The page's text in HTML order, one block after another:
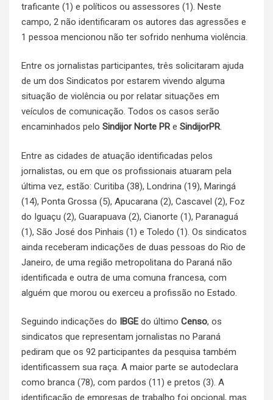
traficante (1) e políticos ou assessores (1). Neste
campo, 2 não identificaram os autores das agressões e
1 pessoa mencionou não ter sofrido nenhuma violência.
Entre os jornalistas participantes, três solicitaram ajuda
de um dos Sindicatos por estarem vivendo alguma
situação de violência ou por relatar situações em
veículos de comunicação. Todos os casos serão
encaminhados pelo Sindijor Norte PRe SindijorPR.
Entre as cidades de atuação identificadas pelos
jornalistas, ou em que os profissionais atuaram pela
última vez, estão: Curitiba (38), Londrina (19), Maringá
(14), Ponta Grossa (5), Apucarana (2), Cascavel (2), Foz
do Iguaçu (2), Guarapuava (2), Cianorte (1), Paranaguá
(1), São José dos Pinhais (1) e Toledo (1). Os sindicatos
ainda receberam indicações de duas pessoas do Rio de
Janeiro, de uma região metropolitana do Paraná não
identificada e outra de uma comuna francesa, com
alguém que morou ou exerceu a profissão no Estado.
Seguindo indicações do IBGE do último Censo, os
sindicatos que representam jornalistas no Paraná
pediram que os 92 participantes da pesquisa também
identificassem sua raça. A maior parte se autodeclara
como branca (78), com pardos (11) e pretos (3). A
identificação de empresas de trabalho foi opcional, mas